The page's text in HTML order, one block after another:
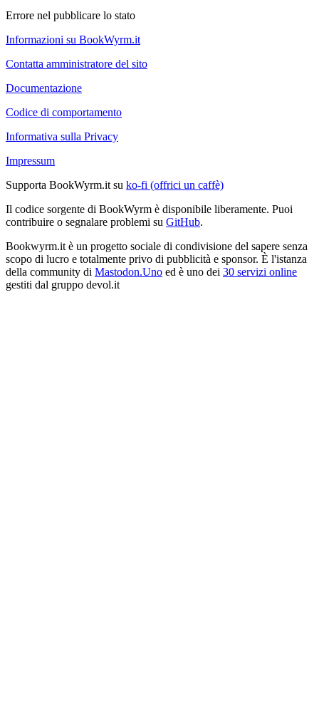
Errore nel pubblicare lo stato
Informazioni su BookWyrm.it
Contatta amministratore del sito
Documentazione
Codice di comportamento
Informativa sulla Privacy
Impressum
Supporta BookWyrm.it su ko-fi (offrici un caffè)
Il codice sorgente di BookWyrm è disponibile liberamente. Puoi
contribuire o segnalare problemi su GitHub.
Bookwyrm.it è un progetto sociale di condivisione del sapere senza
scopo di lucro e totalmente privo di pubblicità e sponsor. È l'istanza
della community di Mastodon.Uno ed è uno dei 30 servizi online
gestiti dal gruppo devol.it